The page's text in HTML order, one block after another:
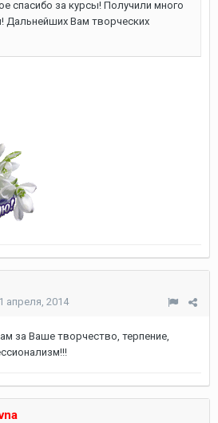
спасибо за курсы! Получили много
Дальнейших Вам творческих
апреля, 2014
за Ваше творчество, терпение,